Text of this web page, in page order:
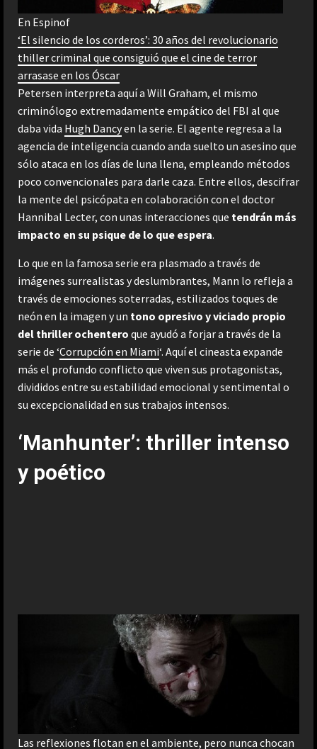
En Espinof
‘El silencio de los corderos’: 30 años del revolucionario
thiller criminal que consiguió que el cine de terror
arrasase en los Óscar
Petersen interpreta aquí a Will Graham, el mismo
criminólogo extremadamente empático del FBI al que
daba vida Hugh Dancyen la serie. El agente regresa a la
agencia de inteligencia cuando anda suelto un asesino que
sólo ataca en los días de luna llena, empleando métodos
poco convencionales para darle caza. Entre ellos, descifrar
la mente del psicópata en colaboración con el doctor
Hannibal Lecter, con unas interacciones que tendrán más
impacto en su psique de lo que espera.
Lo que en la famosa serie era plasmado a través de
imágenes surrealistas y deslumbrantes, Mann lo refleja a
través de emociones soterradas, estilizados toques de
neón en la imagen y un tono opresivo y viciado propio
del thriller ochentero que ayudó a forjar a través de la
serie de ‘Corrupción en Miami‘. Aquí el cineasta expande
más el profundo conflicto que viven sus protagonistas,
divididos entre su estabilidad emocional y sentimental o
su excepcionalidad en sus trabajos intensos.
‘Manhunter’: thriller intenso
y poético
Las reflexiones flotan en el ambiente, pero nunca chocan